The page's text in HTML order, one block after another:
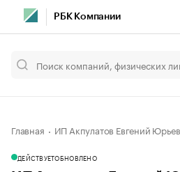
РБК Компании
Главная ИП Акпулатов Евгений
ДЕЙСТВУЕТОБНОВЛЕНО